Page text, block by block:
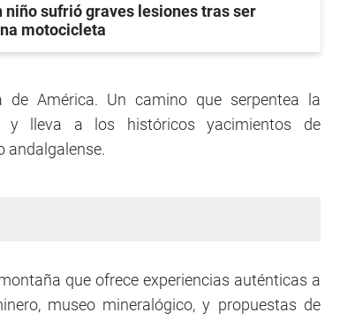
niño sufrió graves lesiones tras ser
motocicleta
América. Un camino que serpentea la
y lleva a los históricos yacimientos de
andalgalense.
que ofrece experiencias auténticas a
museo mineralógico, y propuestas de